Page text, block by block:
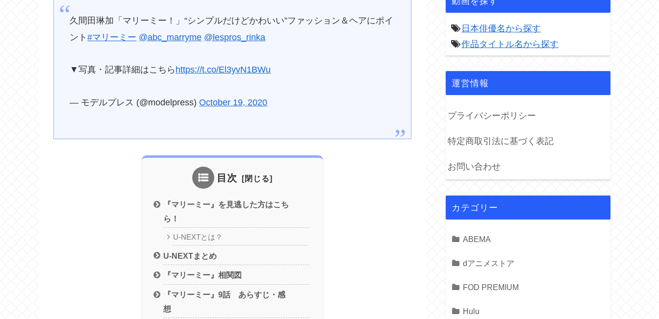
久間田琳加「マリーミー！」“シンプルだけどかわいい”ファッション＆ヘアにポイ
ント#マリーミー @abc_marryme @lespros_rinka
▼写真・記事詳細はこちら https://t.co/El3yvN1BWu
— モデルプレス (@modelpress)October 19, 2020
目次
『マリーミー』を見逃した方はこち
ら！
U-NEXTとは？
U-NEXTまとめ
『マリーミー』相関図
『マリーミー』9話 あらすじ・感
想
 日本俳優名から探す
作品タイトル名から探す
運営情報
プライバシーポリシー
特定商取引法に基づく表記
お問い合わせ
カテゴリー
ABEMA
dアニメストア
FOD PREMIUM
Hulu